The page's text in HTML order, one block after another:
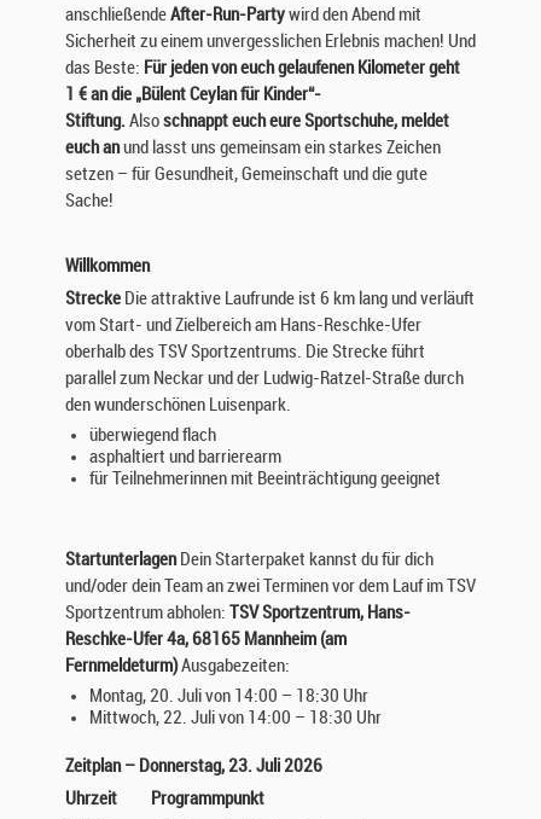
anschließendeAfter-Run-Partywird den Abend mit
Sicherheit zu einem unvergesslichen Erlebnis machen! Und
das Beste: Für jeden von euch gelaufenen Kilometer geht
1 € an die „Bülent Ceylan für Kinder“-
Stiftung. Alsoschnappt euch eure Sportschuhe, meldet
euch anund lasst uns gemeinsam ein starkes Zeichen
setzen – für Gesundheit, Gemeinschaft und die gute
Sache!
Willkommen
Strecke Die attraktive Laufrunde ist 6 km lang und verläuft
vom Start- und Zielbereich am Hans-Reschke-Ufer
oberhalb des TSV Sportzentrums. Die Strecke führt
parallel zum Neckar und der Ludwig-Ratzel-Straße durch
den wunderschönen Luisenpark.
überwiegend flach
asphaltiert und barrierearm
für Teilnehmerinnen mit Beeinträchtigung geeignet
StartunterlagenDein Starterpaket kannst du für dich
und/oder dein Team an zwei Terminen vor dem Lauf im TSV
Sportzentrum abholen: TSV Sportzentrum, Hans-
Reschke-Ufer 4a, 68165 Mannheim (am
Fernmeldeturm)Ausgabezeiten:
Montag, 20. Juli von 14:00 – 18:30 Uhr
Mittwoch, 22. Juli von 14:00 – 18:30 Uhr
Zeitplan – Donnerstag, 23. Juli 2026
Uhrzeit
Programmpunkt